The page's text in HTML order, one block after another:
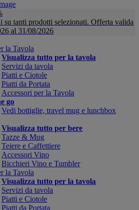
su tanti prodotti selezionati. Offerta valida
al 31/08/2026
la Tavola
Visualizza tutto per la tavola
Servizi da tavola
Piatti e Ciotole
Piatti da Portata
Accessori per la Tavola
go
Vedi bottiglie, travel mug e lunchbox
Visualizza tutto per bere
Tazze & Mug
Teiere e Caffettiere
Accessori Vino
Bicchieri Vino e Tumbler
la Tavola
Visualizza tutto per la tavola
Servizi da tavola
Piatti e Ciotole
Piatti da Portata